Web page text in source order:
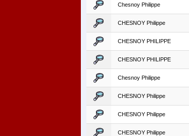
Chesnoy Philippe
CHESNOY Philippe
CHESNOY PHILIPPE
CHESNOY PHILIPPE
Chesnoy Philippe
CHESNOY Philippe
CHESNOY Philippe
CHESNOY Philippe